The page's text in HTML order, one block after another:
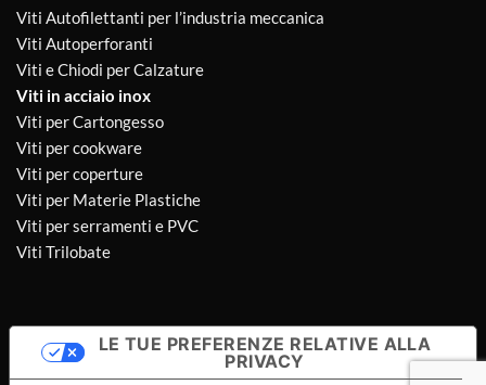
Viti Autofilettanti per l’industria meccanica
Viti Autoperforanti
Viti e Chiodi per Calzature
Viti in acciaio inox
Viti per Cartongesso
Viti per cookware
Viti per coperture
Viti per Materie Plastiche
Viti per serramenti e PVC
Viti Trilobate
LE TUE PREFERENZE RELATIVE ALLA
PRIVACY